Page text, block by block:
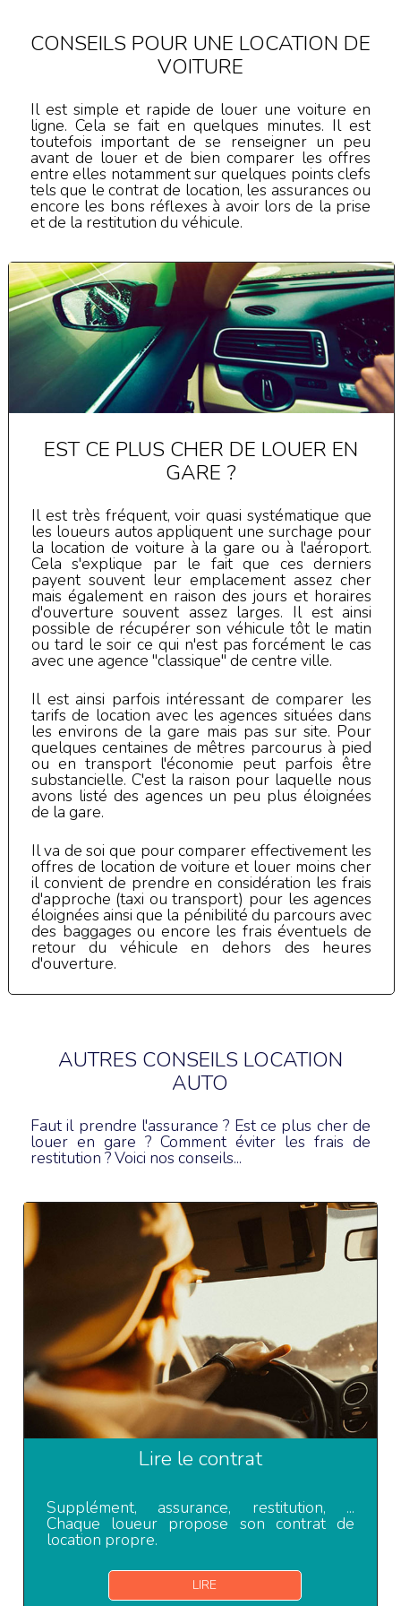
CONSEILS POUR UNE LOCATION DE
VOITURE
Il est simple et rapide de louer une voiture en
ligne. Cela se fait en quelques minutes. Il est
toutefois important de se renseigner un peu
avant de louer et de bien comparer les offres
entre elles notamment sur quelques points clefs
tels que le contrat de location, les assurances ou
encore les bons réflexes à avoir lors de la prise
et de la restitution du véhicule.
EST CE PLUS CHER DE LOUER EN
GARE ?
Il est très fréquent, voir quasi systématique que
les loueurs autos appliquent une surchage pour
la location de voiture à la gare ou à l'aéroport.
Cela s'explique par le fait que ces derniers
payent souvent leur emplacement assez cher
mais également en raison des jours et horaires
d'ouverture souvent assez larges. Il est ainsi
possible de récupérer son véhicule tôt le matin
ou tard le soir ce qui n'est pas forcément le cas
avec une agence "classique" de centre ville.
Il est ainsi parfois intéressant de comparer les
tarifs de location avec les agences situées dans
les environs de la gare mais pas sur site. Pour
quelques centaines de mêtres parcourus à pied
ou en transport l'économie peut parfois être
substancielle. C'est la raison pour laquelle nous
avons listé des agences un peu plus éloignées
de la gare.
Il va de soi que pour comparer effectivement les
offres de location de voiture et louer moins cher
il convient de prendre en considération les frais
d'approche (taxi ou transport) pour les agences
éloignées ainsi que la pénibilité du parcours avec
des baggages ou encore les frais éventuels de
retour du véhicule en dehors des heures
d'ouverture.
AUTRES CONSEILS LOCATION
AUTO
Faut il prendre l'assurance ? Est ce plus cher de
louer en gare ? Comment éviter les frais de
restitution ? Voici nos conseils...
Lire le contrat
Supplément, assurance, restitution, ...
Chaque loueur propose son contrat de
location propre.
LIRE